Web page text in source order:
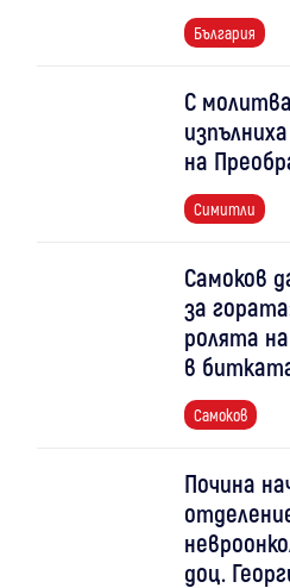
България
С
на
Симитли
Самоков
за
ролята
в
Самоков
Почина
доц.